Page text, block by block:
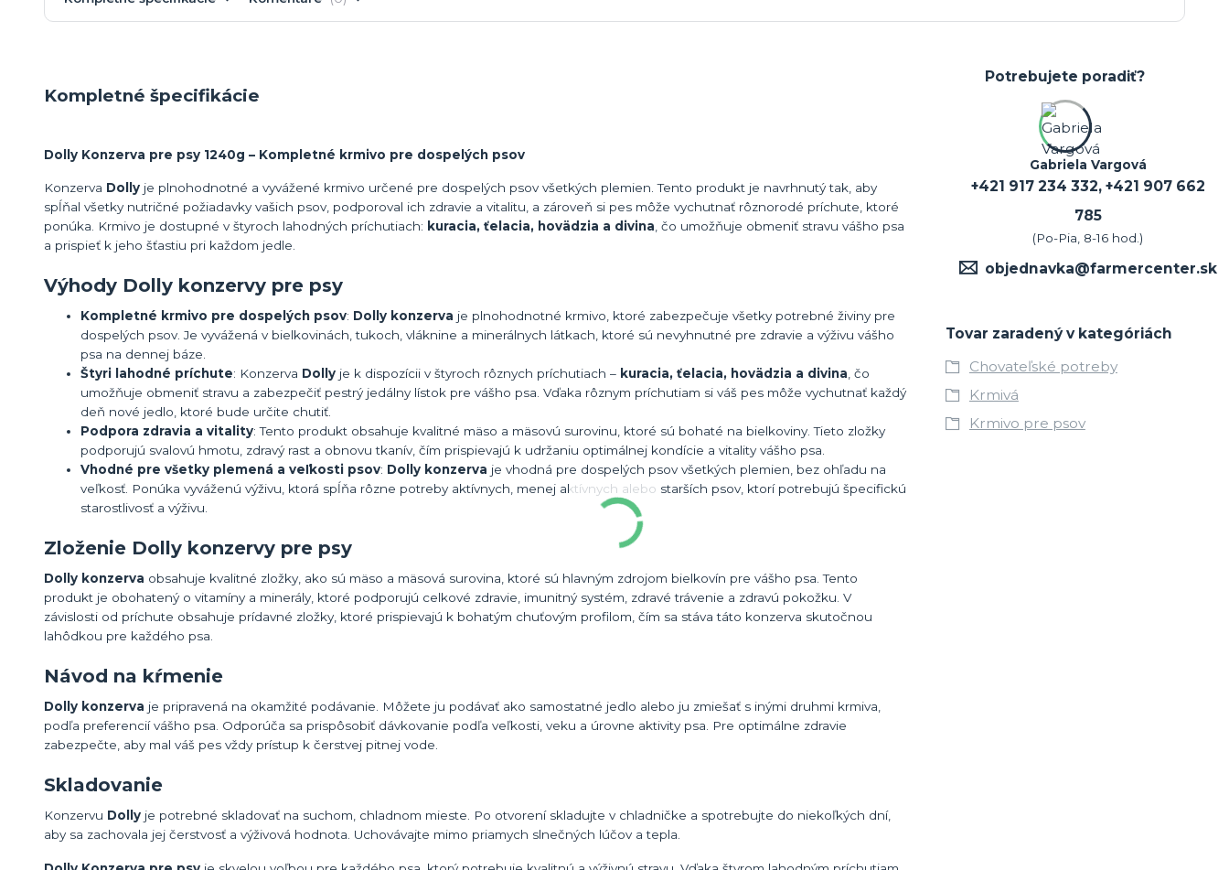
Kompletné špecifikácie
Dolly Konzerva pre psy 1240g – Kompletné krmivo pre dospelých psov
Konzerva Dolly je plnohodnotné a vyvážené krmivo určené pre dospelých psov všetkých plemien. Tento produkt je navrhnutý tak, aby
spĺňal všetky nutričné požiadavky vašich psov, podporoval ich zdravie a vitalitu, a zároveň si pes môže vychutnať rôznorodé príchute, ktoré
ponúka. Krmivo je dostupné v štyroch lahodných príchutiach: kuracia, ťelacia, hovädzia a divina , čo umožňuje obmeniť stravu vášho psa
a prispieť k jeho šťastiu pri každom jedle.
Výhody Dolly konzervy pre psy
Kompletné krmivo pre dospelých psov: Dolly konzerva je plnohodnotné krmivo, ktoré zabezpečuje všetky potrebné živiny pre
dospelých psov. Je vyvážená v bielkovinách, tukoch, vláknine a minerálnych látkach, ktoré sú nevyhnutné pre zdravie a výživu vášho
psa na dennej báze.
Štyri lahodné príchute: Konzerva Dolly je k dispozícii v štyroch rôznych príchutiach – kuracia, ťelacia, hovädzia a divina , čo
umožňuje obmeniť stravu a zabezpečiť pestrý jedálny lístok pre vášho psa. Vďaka rôznym príchutiam si váš pes môže vychutnať každý
deň nové jedlo, ktoré bude určite chutiť.
Podpora zdravia a vitality: Tento produkt obsahuje kvalitné mäso a mäsovú surovinu, ktoré sú bohaté na bielkoviny. Tieto zložky
podporujú svalovú hmotu, zdravý rast a obnovu tkanív, čím prispievajú k udržaniu optimálnej kondície a vitality vášho psa.
Vhodné pre všetky plemená a veľkosti psov: Dolly konzerva je vhodná pre dospelých psov všetkých plemien, bez ohľadu na
veľkosť. Ponúka vyváženú výživu, ktorá spĺňa rôzne potreby aktívnych, menej aktívnych alebo starších psov, ktorí potrebujú špecifickú
starostlivosť a výživu.
Zloženie Dolly konzervy pre psy
Dolly konzerva obsahuje kvalitné zložky, ako sú mäso a mäsová surovina, ktoré sú hlavným zdrojom bielkovín pre vášho psa. Tento
produkt je obohatený o vitamíny a minerály, ktoré podporujú celkové zdravie, imunitný systém, zdravé trávenie a zdravú pokožku. V
závislosti od príchute obsahuje prídavné zložky, ktoré prispievajú k bohatým chuťovým profilom, čím sa stáva táto konzerva skutočnou
lahôdkou pre každého psa.
Návod na kŕmenie
Dolly konzerva je pripravená na okamžité podávanie. Môžete ju podávať ako samostatné jedlo alebo ju zmiešať s inými druhmi krmiva,
podľa preferencií vášho psa. Odporúča sa prispôsobiť dávkovanie podľa veľkosti, veku a úrovne aktivity psa. Pre optimálne zdravie
zabezpečte, aby mal váš pes vždy prístup k čerstvej pitnej vode.
Skladovanie
Konzervu Dolly je potrebné skladovať na suchom, chladnom mieste. Po otvorení skladujte v chladničke a spotrebujte do niekoľkých dní,
aby sa zachovala jej čerstvosť a výživová hodnota. Uchovávajte mimo priamych slnečných lúčov a tepla.
Potrebujete poradiť?
Gabriela Vargová
+421 917 234 332, +421 907 662
785
(Po-Pia, 8-16 hod.)
objednavka@farmercenter.sk
Tovar zaradený v kategóriách
Chovateľské potreby
Krmivá
Krmivo pre psov